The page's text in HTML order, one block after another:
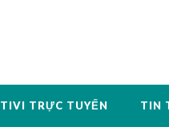
TIVI TRỰC TUYẾN TIN